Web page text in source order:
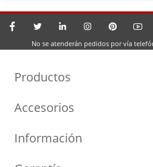
No se atenderán pedidos por vía
Productos
Turbos por Marca
Cartuchos
Accesorios
Geometrías
Información